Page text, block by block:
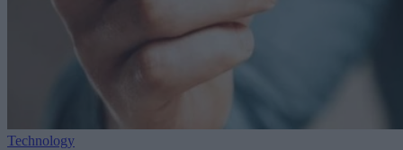
Technology